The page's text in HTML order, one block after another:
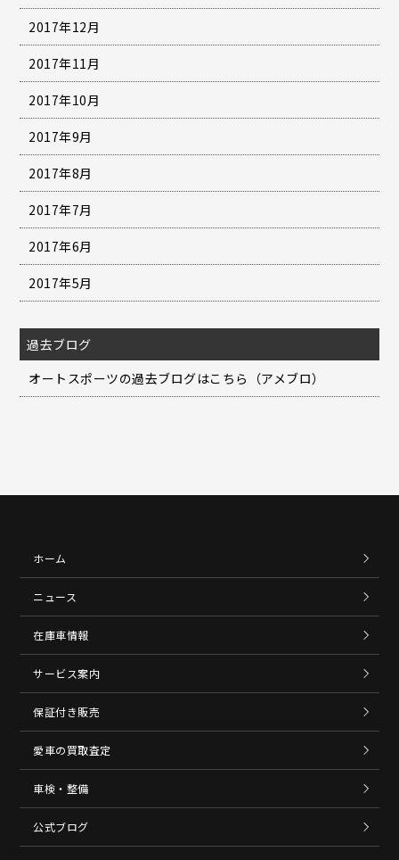
2017年12月
2017年11月
2017年10月
2017年9月
2017年8月
2017年7月
2017年6月
2017年5月
過去ブログ
オートスポーツの過去ブログはこちら（アメブロ）
ホーム
ニュース
在庫車情報
サービス案内
保証付き販売
愛車の買取査定
車検・整備
公式ブログ